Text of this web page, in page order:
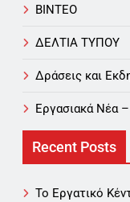
ΒΙΝΤΕΟ
ΔΕΛΤΙΑ ΤΥΠΟΥ
Δράσεις και
Εργασιακά Νέα
Recent Posts
Το Εργατικό